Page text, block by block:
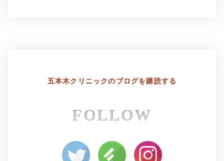
五本木クリニックのブログを購読する
FOLLOW